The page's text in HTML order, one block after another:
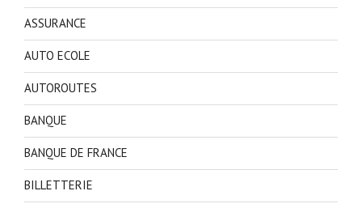
ASSURANCE
AUTO ECOLE
AUTOROUTES
BANQUE
BANQUE DE FRANCE
BILLETTERIE